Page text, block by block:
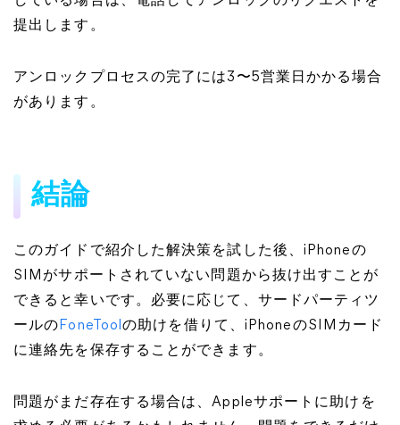
提出します。
アンロックプロセスの完了には3〜5営業日かかる場合
があります。
結論
このガイドで紹介した解決策を試した後、iPhoneの
SIMがサポートされていない問題から抜け出すことが
できると幸いです。必要に応じて、サードパーティツ
ールの FoneToolの助けを借りて、iPhoneのSIMカード
に連絡先を保存することができます。
問題がまだ存在する場合は、Appleサポートに助けを